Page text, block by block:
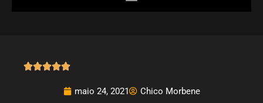

maio 24, 2021 Chico Morbene